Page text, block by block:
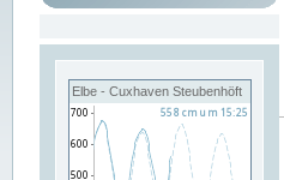
Elbe - Cuxhaven Steubenhöft